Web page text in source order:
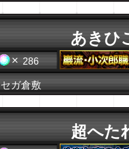
あきひ
286
セガ倉敷
超へた